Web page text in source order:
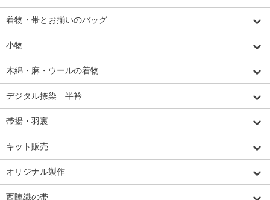
着物・帯とお揃いのバッグ
小物
木綿・麻・ウールの着物
デジタル捺染 半衿
帯揚・羽裏
キット販売
オリジナル製作
西陣織の帯